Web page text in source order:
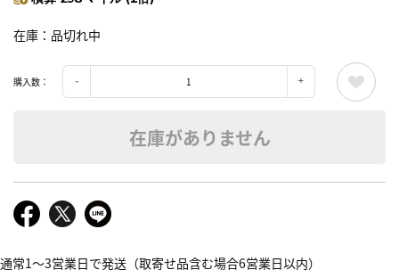
在庫 品切れ中
購入数：
在庫がありません
通常1～3営業日で発送（取寄せ品含む場合6営業日以内）